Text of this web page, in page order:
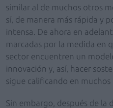
similar al de muchos otros
sí, de manera más rápida y
intensa. De ahora en
marcadas por la medida en
sector encuentren un
innovación y, así, hacer
sigue calificando en muchos
Sin embargo, después de la